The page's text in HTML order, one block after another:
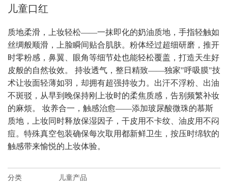
儿童口红
质地柔滑，上妆轻松——一抹即化的奶油质地，手指轻触如
丝绸般顺滑，上脸瞬间贴合肌肤。粉体经过超细研磨，推开
时零粉感，鼻翼、眼角等细节处也能轻松覆盖，打造天生好
皮般的自然妆效。 持妆透气，整日精致——独家"呼吸膜"技
术让妆面轻薄如羽，却拥有超强持妆力。出汗不浮粉、出油
不斑驳，从早到晚保持刚上妆时的柔焦质感，告别频繁补妆
的麻烦。 妆养合一，触感治愈——添加玻尿酸微珠的慕斯
质地，上妆同时释放保湿因子，干皮用不卡纹、油皮用不闷
痘。特殊真空包装确保每次取用都新鲜卫生，按压时绵软的
触感带来愉悦的上妆体验。
分类 儿童产品